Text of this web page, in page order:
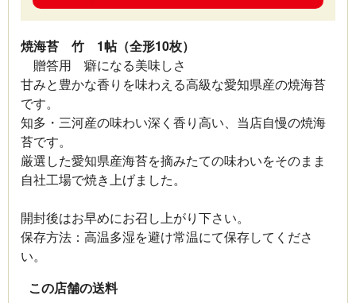
焼海苔 竹 1帖（全形10枚）
贈答用 癖になる美味しさ
甘みと豊かな香りを味わえる高級な愛知県産の焼海苔
です。
知多・三河産の味わい深く香り高い、当店自慢の焼海
苔です。
厳選した愛知県産海苔を摘みたての味わいをそのまま
自社工場で焼き上げました。
開封後はお早めにお召し上がり下さい。
保存方法：高温多湿を避け常温にて保存してくださ
い。
この店舗の送料